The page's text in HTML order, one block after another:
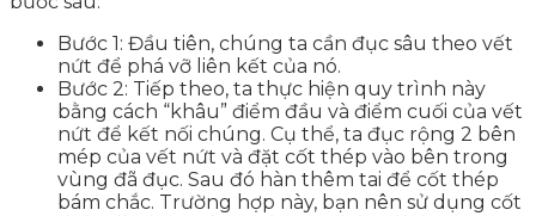
Bước 1: Đầu tiên, chúng ta cần đục sâu theo vết
nứt để phá vỡ liên kết của nó.
Bước 2: Tiếp theo, ta thực hiện quy trình này
bằng cách “khâu” điểm đầu và điểm cuối của vết
nứt để kết nối chúng. Cụ thể, ta đục rộng 2 bên
mép của vết nứt và đặt cốt thép vào bên trong
vùng đã đục. Sau đó hàn thêm tai để cốt thép
bám chắc. Trường hợp này, bạn nên sử dụng cốt